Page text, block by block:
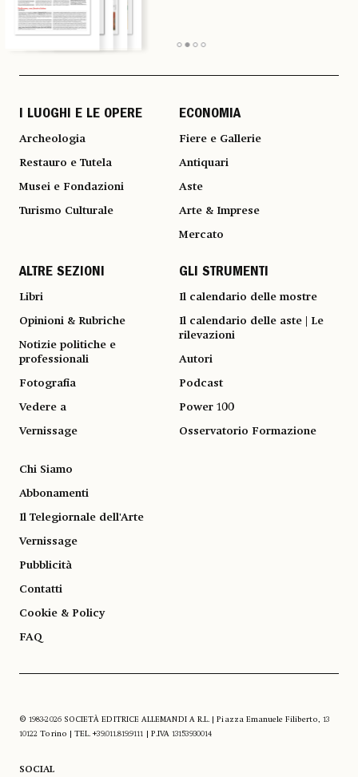
I LUOGHI E LE OPERE
Archeologia
Restauro e Tutela
Musei e Fondazioni
Turismo Culturale
ECONOMIA
Fiere e Gallerie
Antiquari
Aste
Arte & Imprese
Mercato
ALTRE SEZIONI
Libri
Opinioni & Rubriche
Notizie politiche e
professionali
Fotografia
Vedere a
Vernissage
GLI STRUMENTI
Il calendario delle mostre
Il calendario delle aste | Le
rilevazioni
Autori
Podcast
Power 100
Osservatorio Formazione
Chi Siamo
Abbonamenti
Il Telegiornale dell'Arte
Vernissage
Pubblicità
Contatti
Cookie & Policy
FAQ
© 1983-2026 SOCIETÀ EDITRICE ALLEMANDI A R.L. | Piazza Emanuele Filiberto, 13
10122 Torino | TEL. +39.011.819.9111 | P.IVA 13153930014
SOCIAL